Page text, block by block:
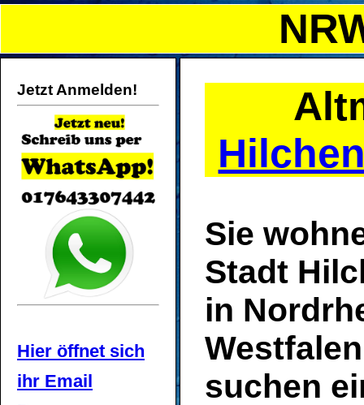
Jetzt Anmelden!
Hier öffnet sich
ihr Email
Sie
Stadt
in
suchen